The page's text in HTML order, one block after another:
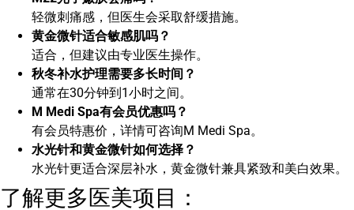
轻微刺痛感，但医生会采取舒缓措施。
黄金微针适合敏感肌吗？
适合，但建议由专业医生操作。
秋冬补水护理需要多长时间？
通常在30分钟到1小时之间。
M Medi Spa有会员优惠吗？
有会员特惠价，详情可咨询M Medi Spa。
水光针和黄金微针如何选择？
水光针更适合深层补水，黄金微针兼具紧致和美白效果。
了解更多医美项目：